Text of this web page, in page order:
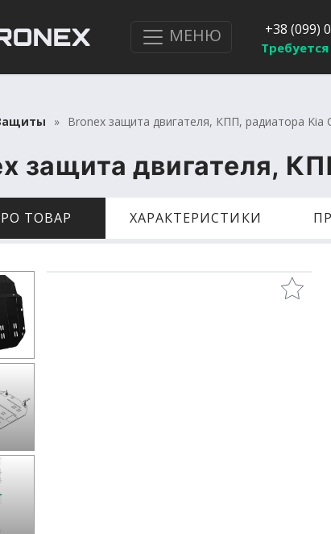
МЕНЮ +38 (099)
Bronex защита двигателя, КПП, радиатора Kia
защита двигателя,
ТОВАР ХАРАКТЕРИСТИКИ